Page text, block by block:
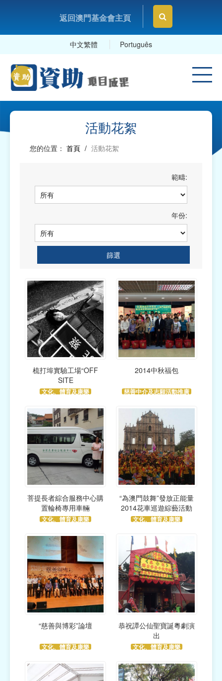
返回澳門基金會主頁
中文繁體 Português
活動花絮
您的位置： 首頁 / 活動花絮
範疇:
年份:
篩選
梳打埠實驗工場“OFF
SITE
文化、體育及康樂
2014中秋福包
慈善中介及志願活動推廣
菩提長者綜合服務中心購
置輪椅專用車輛
文化、體育及康樂
“為澳門鼓舞”發放正能量
2014花車巡遊綜藝活動
文化、體育及康樂
“慈善與博彩”論壇
文化、體育及康樂
恭祝譚公仙聖寶誕粵劇演
出
文化、體育及康樂